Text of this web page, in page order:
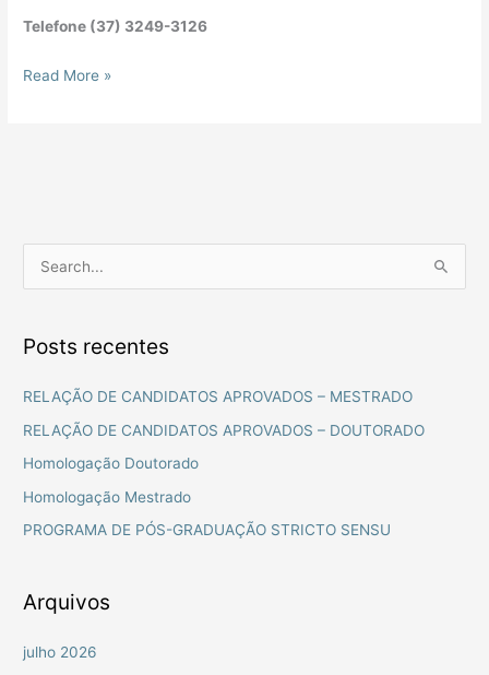
Telefone (37) 3249-3126
Read More »
q
u
r
p
r
Posts recentes
RELAÇÃO DE CANDIDATOS APROVADOS – MESTRADO
RELAÇÃO DE CANDIDATOS APROVADOS – DOUTORADO
Homologação Doutorado
Homologação Mestrado
PROGRAMA DE PÓS-GRADUAÇÃO STRICTO SENSU
Arquivos
julho 2026